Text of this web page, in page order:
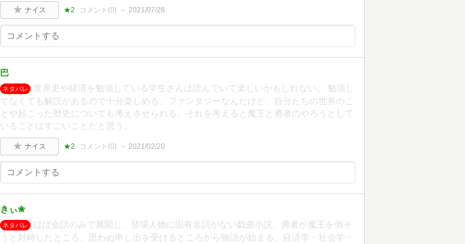
ナイス ★2 コメント(0) 2021/07/28
巴
ネタバレ
世界史や経済を勉強している学生さんは読んでいて楽しいかもしれない。 勉強し
てなくても解説があるので十分楽しめる。ファンタジーなんだけど、自分たちの世界のこ
とや起こった歴史についても考えさせられる。それを考えると魔王と勇者のやろうとして
いることはすごいことだと思う。
ナイス ★2 コメント(0) 2021/02/20
きぃ✬
ネタバレ
ほぼ会話のみで展開し、登場人物に固有名詞がない戯曲小説。勇者が魔王を倒そ
うと対峙したところ、思わぬ申し出を受けるところから物語が始まる。経済学・社会学・